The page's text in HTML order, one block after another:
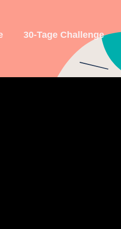
30-Tage Challenge